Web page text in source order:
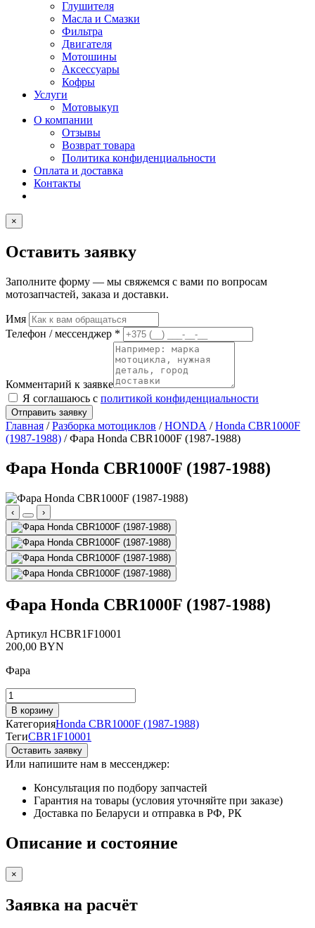
Глушителя
Масла и Смазки
Фильтра
Двигателя
Мотошины
Аксессуары
Кофры
Услуги
Мотовыкуп
О компании
Отзывы
Возврат товара
Политика конфиденциальности
Оплата и доставка
Контакты
×
Оставить заявку
Заполните форму — мы свяжемся с вами по вопросам
мотозапчастей, заказа и доставки.
Имя
Телефон / мессенджер *
Комментарий к заявке
Я соглашаюсь с политикой конфиденциальности
Отправить заявку
Главная /Разборка мотоциклов /HONDA /Honda CBR1000F
(1987-1988) / Фара Honda CBR1000F (1987-1988)
Фара Honda CBR1000F (1987-1988)
‹ ›
Фара Honda CBR1000F (1987-1988)
Артикул HCBR1F10001
200,00 BYN
Фара
Количество
товара
Фара
Honda
CBR1000F
(1987-
1988)
В корзину
КатегорияHonda CBR1000F (1987-1988)
ТегиCBR1F10001
Оставить заявку
Или напишите нам в мессенджер:
Консультация по подбору запчастей
Гарантия на товары (условия уточняйте при заказе)
Доставка по Беларуси и отправка в РФ, РК
Описание и состояние
×
Заявка на расчёт